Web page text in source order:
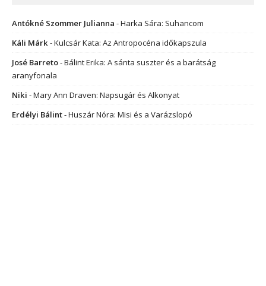
Antókné Szommer Julianna -Harka Sára: Suhancom
Káli Márk -Kulcsár Kata: Az Antropocéna időkapszula
José Barreto-Bálint Erika: A sánta suszter és a barátság
aranyfonala
Niki -Mary Ann Draven: Napsugár és Alkonyat
Erdélyi Bálint-Huszár Nóra: Misi és a Varázslopó